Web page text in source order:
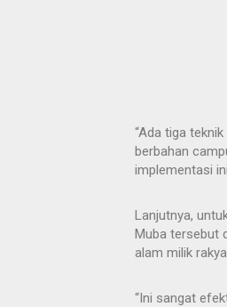
“Ada tiga
berbahan
implementasi
Lanjutnya,
Muba tersebut
alam milik
“Ini sangat